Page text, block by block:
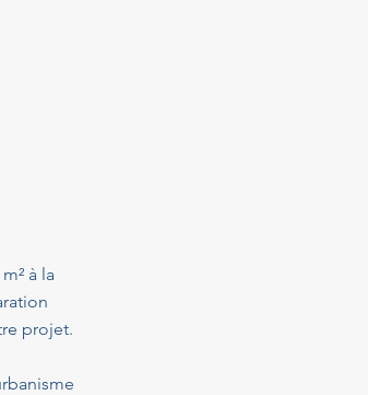
à la
projet.